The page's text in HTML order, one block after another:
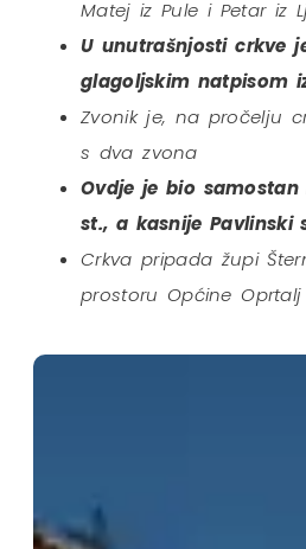
Matej iz Pule i Petar iz
U unutrašnjosti crkve
glagoljskim natpisom
Zvonik je, na pročelju
s dva zvona
Ovdje je bio samostan
st., a kasnije Pavlinski
Crkva pripada župi
prostoru Općine Oprtalj